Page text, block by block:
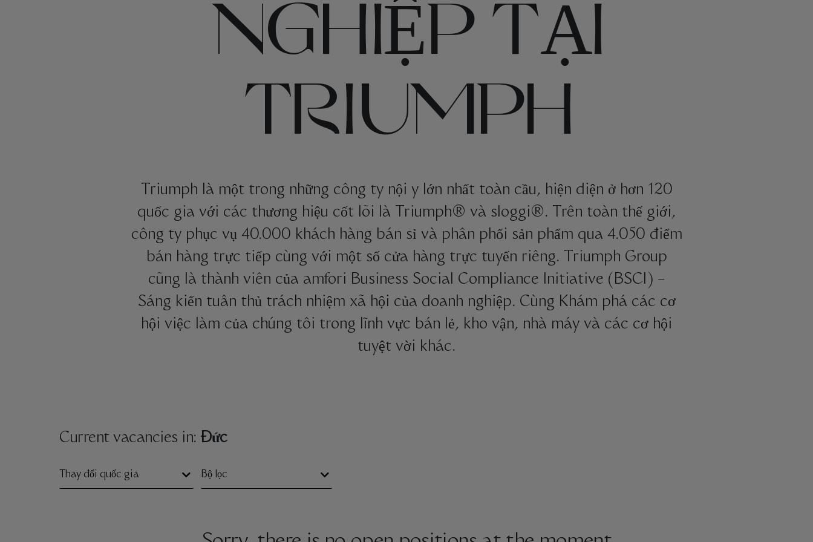
NGHIỆP TẠI
TRIUMPH
Triumph là một trong những công ty nội y lớn nhất toàn cầu, hiện diện ở hơn 120
quốc gia với các thương hiệu cốt lõi là Triumph® và sloggi®. Trên toàn thế giới,
công ty phục vụ 40.000 khách hàng bán sỉ và phân phối sản phẩm qua 4.050 điểm
bán hàng trực tiếp cùng với một số cửa hàng trực tuyến riêng. Triumph Group
cũng là thành viên của amfori Business Social Compliance Initiative (BSCI) –
Sáng kiến tuân thủ trách nhiệm xã hội của doanh nghiệp. Cùng Khám phá các cơ
hội việc làm của chúng tôi trong lĩnh vực bán lẻ, kho vận, nhà máy và các cơ hội
tuyệt vời khác.
Current vacancies in: Đức
Thay đổi quốc gia Bộ lọc